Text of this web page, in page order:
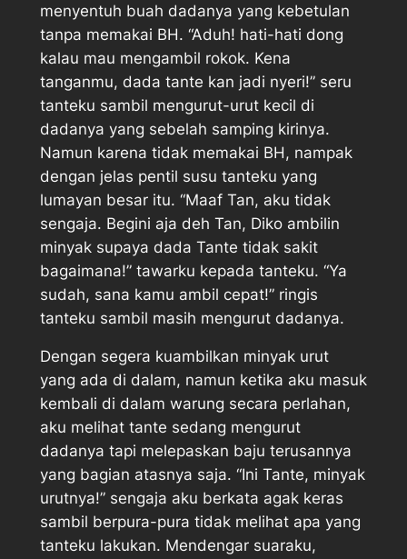
menyentuh buah dadanya yang kebetulan
tanpa memakai BH. “Aduh! hati-hati dong
kalau mau mengambil rokok. Kena
tanganmu, dada tante kan jadi nyeri!” seru
tanteku sambil mengurut-urut kecil di
dadanya yang sebelah samping kirinya.
Namun karena tidak memakai BH, nampak
dengan jelas pentil susu tanteku yang
lumayan besar itu. “Maaf Tan, aku tidak
sengaja. Begini aja deh Tan, Diko ambilin
minyak supaya dada Tante tidak sakit
bagaimana!” tawarku kepada tanteku. “Ya
sudah, sana kamu ambil cepat!” ringis
tanteku sambil masih mengurut dadanya.
Dengan segera kuambilkan minyak urut
yang ada di dalam, namun ketika aku masuk
kembali di dalam warung secara perlahan,
aku melihat tante sedang mengurut
dadanya tapi melepaskan baju terusannya
yang bagian atasnya saja. “Ini Tante, minyak
urutnya!” sengaja aku berkata agak keras
sambil berpura-pura tidak melihat apa yang
tanteku lakukan. Mendengar suaraku,